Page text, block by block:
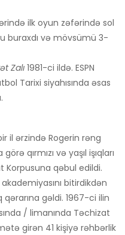
ilk oyun zəfərində sol
buraxdı və mövsümü 3-
Zalı 1981-ci ildə. ESPN
Tarixi siyahısında əsas
il ərzində Rogerin rəng
qırmızı və yaşıl işıqları
Korpusuna qəbul edildi.
bitirdikdən
gəldi. 1967-ci ilin
/ limanında Təchizat
girən 41 kişiyə rəhbərlik